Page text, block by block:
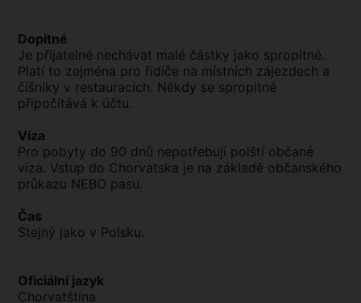
Dopitné
Je přijatelné nechávat malé částky jako spropitné.
Platí to zejména pro řidiče na místních zájezdech a
číšníky v restauracích. Někdy se spropitné
připočítává k účtu.
Víza
Pro pobyty do 90 dnů nepotřebují polští občané
víza. Vstup do Chorvatska je na základě občanského
průkazu NEBO pasu.
Čas
Stejný jako v Polsku.
Oficiální jazyk
Chorvatština